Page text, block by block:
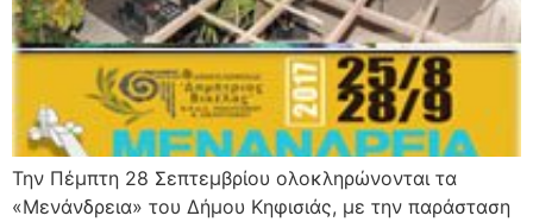
Την Πέμπτη 28 Σεπτεμβρίου ολοκληρώνονται τα
«Μενάνδρεια» του Δήμου Κηφισιάς, με την παράσταση